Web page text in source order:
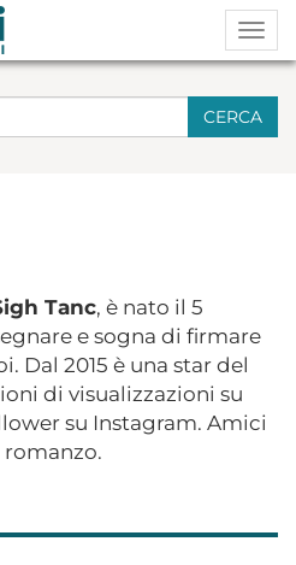
CERCA
Tanc, è nato il 5
e sogna di firmare
Dal 2015 è una star del
di visualizzazioni su
su Instagram. Amici